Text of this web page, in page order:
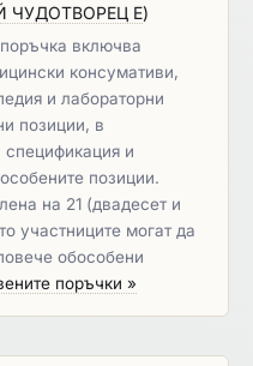
ЧУДОТВОРЕЦ Е)
включва
консумативи,
и лабораторни
позиции, в
спецификация и
позиции.
на 21 (двадесет и
участниците могат да
обособени
поръчки »